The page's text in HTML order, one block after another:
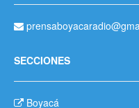
SECCIONES
Boyacá